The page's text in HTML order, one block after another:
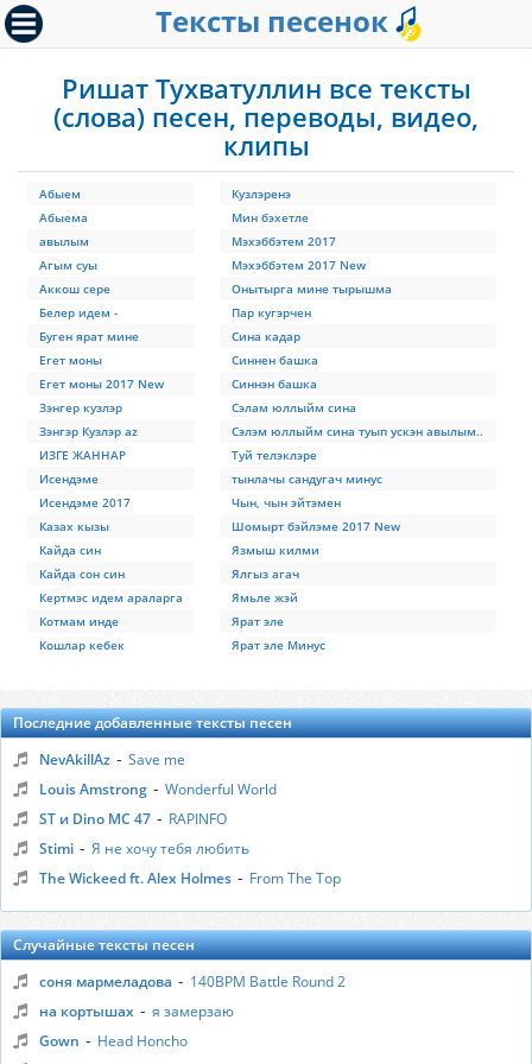
Тексты песенок
Ришат Тухватуллин все тексты
(слова) песен, переводы, видео,
клипы
Абыем
Абыема
авылым
Агым суы
Аккош сере
Белер идем -
Буген ярат мине
Егет моны
Егет моны 2017 New
Зэнгер кузлэр
Зэнгэр Кузлэр az
ИЗГЕ ЖАННАР
Исендэме
Исендэме 2017
Казах кызы
Кайда син
Кайда сон син
Кертмэс идем араларга
Котмам инде
Кошлар кебек
Кузлэренэ
Мин бэхетле
Мэхэббэтем 2017
Мэхэббэтем 2017 New
Онытырга мине тырышма
Пар кугэрчен
Сина кадар
Синнен башка
Синнэн башка
Сэлам юллыйм сина
Сэлэм юллыйм сина туып ускэн авылым..
Туй телэклэре
тынлачы сандугач минус
Чын, чын эйтэмен
Шомырт бэйлэме 2017 New
Язмыш килми
Ялгыз агач
Ямьле жэй
Ярат эле
Ярат эле Минус
Последние добавленные тексты песен
NevAkillAz - Save me
Louis Amstrong - Wonderful World
ST и Dino MC 47 - RAPINFO
Stimi - Я не хочу тебя любить
The Wickeed ft. Alex Holmes - From The Top
Случайные тексты песен
соня мармеладова - 140BPM Battle Round 2
на кортышах - я замерзаю
Gown - Head Honcho